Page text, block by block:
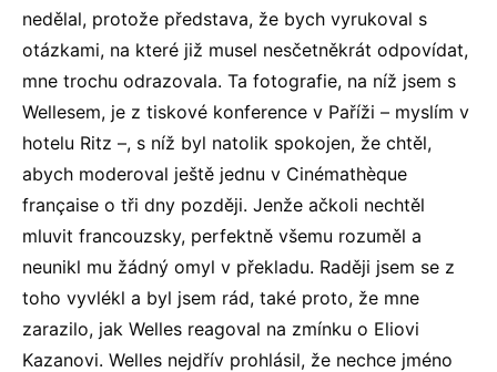
nedělal, protože představa, že bych vyrukoval s
otázkami, na které již musel nesčetněkrát odpovídat,
mne trochu odrazovala. Ta fotografie, na níž jsem s
Wellesem, je z tiskové konference v Paříži – myslím v
hotelu Ritz –, s níž byl natolik spokojen, že chtěl,
abych moderoval ještě jednu v Cinémathèque
française o tři dny později. Jenže ačkoli nechtěl
mluvit francouzsky, perfektně všemu rozuměl a
neunikl mu žádný omyl v překladu. Raději jsem se z
toho vyvlékl a byl jsem rád, také proto, že mne
zarazilo, jak Welles reagoval na zmínku o Eliovi
Kazanovi. Welles nejdřív prohlásil, že nechce jméno